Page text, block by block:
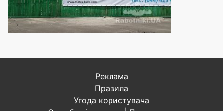
Реклама
Правила
Угода користувача